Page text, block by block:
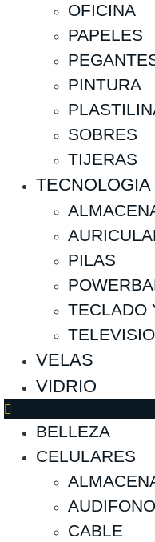
OFICINA
PAPELES
PINTURA
SOBRES
TIJERAS
TECNOLOGIA
PILAS
TECLADO
VELAS
VIDRIO
BELLEZA
CELULARES
CABLE